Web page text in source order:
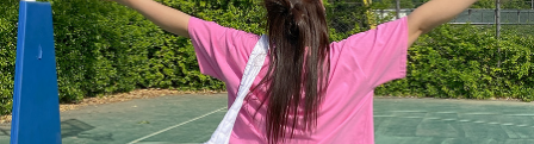
도착보장⚡
인플루언서 pick!
ALL
익스클루시브